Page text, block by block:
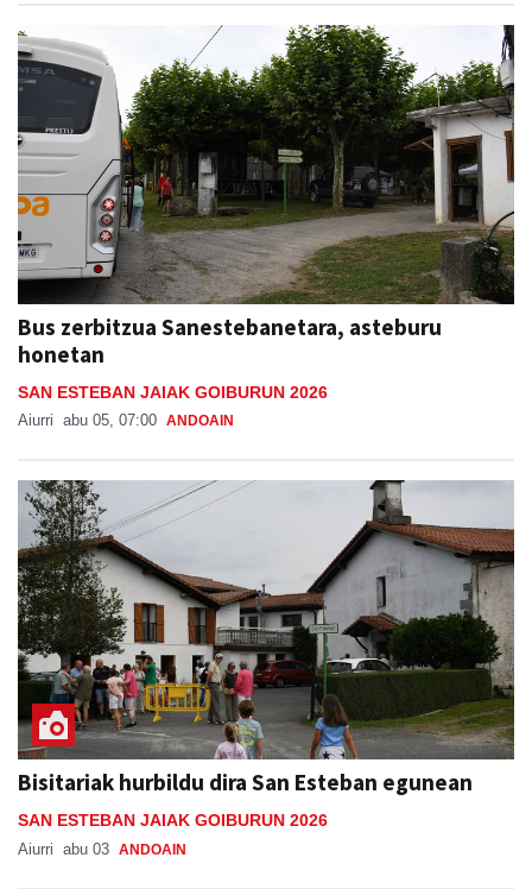
Bus zerbitzua Sanestebanetara, asteburu
honetan
SAN ESTEBAN JAIAK GOIBURUN 2026
Aiurri abu 05, 07:00 ANDOAIN
Bisitariak hurbildu dira San Esteban egunean
SAN ESTEBAN JAIAK GOIBURUN 2026
Aiurri abu 03 ANDOAIN